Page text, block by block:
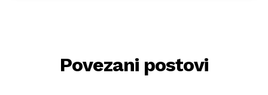
Povezani postovi